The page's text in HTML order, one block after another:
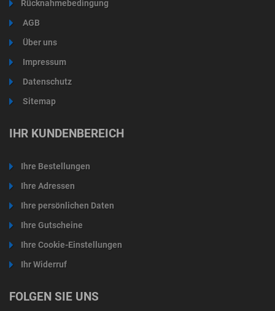
Rücknahmebedingung
AGB
Über uns
Impressum
Datenschutz
Sitemap
IHR KUNDENBEREICH
Ihre Bestellungen
Ihre Adressen
Ihre persönlichen Daten
Ihre Gutscheine
Ihre Cookie-Einstellungen
Ihr Widerruf
FOLGEN SIE UNS